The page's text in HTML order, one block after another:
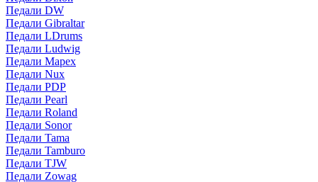
Педали DW
Педали Gibraltar
Педали LDrums
Педали Ludwig
Педали Mapex
Педали Nux
Педали PDP
Педали Pearl
Педали Roland
Педали Sonor
Педали Tama
Педали Tamburo
Педали TJW
Педали Zowag